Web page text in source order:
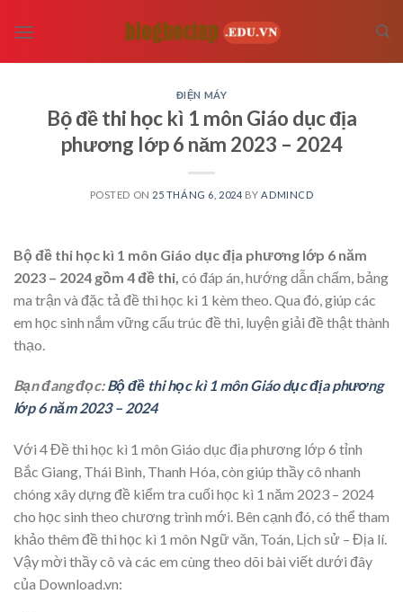
ĐIỆN MÁY
Bộ đề thi học kì 1 môn Giáo dục địa
phương lớp 6 năm 2023 – 2024
POSTED ON 25 THÁNG 6, 2024 BY ADMINCD
Bộ đề thi học kì 1 môn Giáo dục địa phương lớp 6 năm
2023 – 2024 gồm 4 đề thi, có đáp án, hướng dẫn chấm, bảng
ma trận và đặc tả đề thi học kì 1 kèm theo. Qua đó, giúp các
em học sinh nắm vững cấu trúc đề thi, luyện giải đề thật thành
thạo.
Bạn đang đọc:Bộ đề thi học kì 1 môn Giáo dục địa phương
lớp 6 năm 2023 – 2024
Với 4 Đề thi học kì 1 môn Giáo dục địa phương lớp 6 tỉnh
Bắc Giang, Thái Bình, Thanh Hóa, còn giúp thầy cô nhanh
chóng xây dựng đề kiểm tra cuối học kì 1 năm 2023 – 2024
cho học sinh theo chương trình mới. Bên cạnh đó, có thể tham
khảo thêm đề thi học kì 1 môn Ngữ văn, Toán, Lịch sử – Địa lí.
Vậy mời thầy cô và các em cùng theo dõi bài viết dưới đây
của Download.vn: